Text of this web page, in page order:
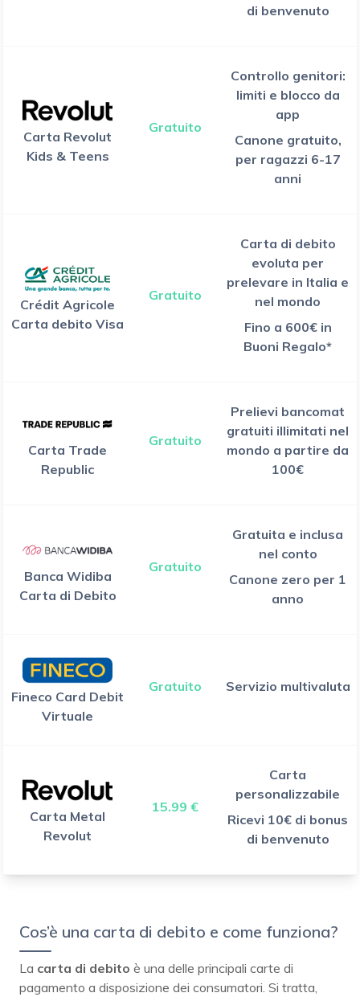
di benvenuto
Carta Revolut
Kids & Teens
Gratuito
Controllo genitori:
limiti e blocco da
app
Canone gratuito,
per ragazzi 6-17
anni
Crédit Agricole
Carta debito Visa
Gratuito
Carta di debito
evoluta per
prelevare in Italia e
nel mondo
Fino a 600€ in
Buoni Regalo*
Carta Trade
Republic
Gratuito
Prelievi bancomat
gratuiti illimitati nel
mondo a partire da
100€
Banca Widiba
Carta di Debito
Gratuito
Gratuita e inclusa
nel conto
Canone zero per 1
anno
Fineco Card Debit
Virtuale
Gratuito Servizio multivaluta
Carta Metal
Revolut
15.99 €
Carta
personalizzabile
Ricevi 10€ di bonus
di benvenuto
Cos’è una carta di debito e come funziona?
La carta di debito è una delle principali carte di
pagamento a disposizione dei consumatori. Si tratta,